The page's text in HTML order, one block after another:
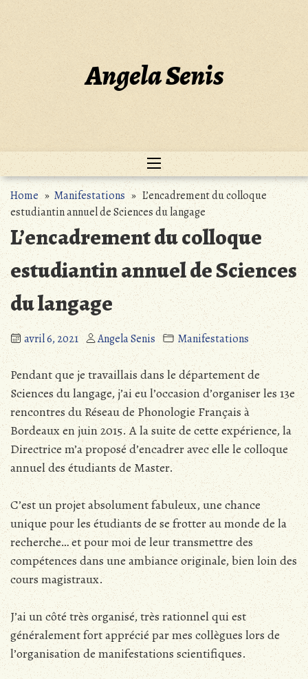
to
Angela Senis
Home» Manifestations » L’encadrement du colloque
estudiantin annuel de Sciences du langage
L’encadrement du colloque
estudiantin annuel de Sciences
du langage
avril 6, 2021 Angela Senis Manifestations
Pendant que je travaillais dans le département de
Sciences du langage, j’ai eu l’occasion d’organiser les 13e
rencontres du Réseau de Phonologie Français à
Bordeaux en juin 2015. A la suite de cette expérience, la
Directrice m’a proposé d’encadrer avec elle le colloque
annuel des étudiants de Master.
C’est un projet absolument fabuleux, une chance
unique pour les étudiants de se frotter au monde de la
recherche… et pour moi de leur transmettre des
compétences dans une ambiance originale, bien loin des
cours magistraux.
J’ai un côté très organisé, très rationnel qui est
généralement fort apprécié par mes collègues lors de
l’organisation de manifestations scientifiques.